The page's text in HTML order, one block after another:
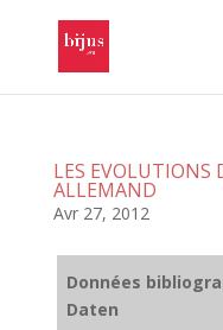
LES EVOLUTIONS
ALLEMAND
Avr 27, 2012
Données
Daten